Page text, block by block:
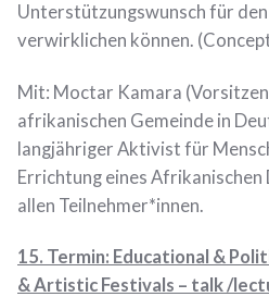
Unterstützungswunsch für
verwirklichen können.
Mit: Moctar Kamara
afrikanischen Gemeinde in
langjähriger Aktivist für
Errichtung eines Afrikanischen
allen Teilnehmer*innen.
15. Termin: Educational &
& Artistic Festivals – talk /